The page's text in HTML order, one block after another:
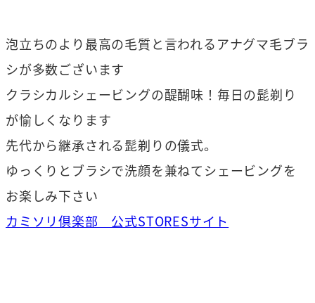
泡立ちのより最高の毛質と言われるアナグマ毛ブラ
シが多数ございます
クラシカルシェービングの醍醐味！毎日の髭剃り
が愉しくなります
先代から継承される髭剃りの儀式。
ゆっくりとブラシで洗顔を兼ねてシェービングを
お楽しみ下さい
カミソリ倶楽部 公式STORESサイト